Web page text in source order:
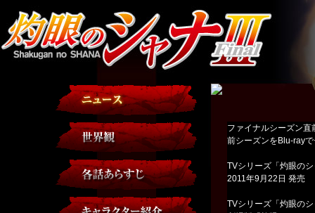
ファイナルシーズン直
前シーズンをBlu-ray
TVシリーズ「灼眼の
2011年9月22日 発売
TVシリーズ「灼眼の